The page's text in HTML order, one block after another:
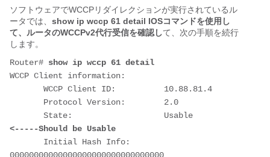
ソフトウェアでWCCPリダイレクションが実行されているル
ータでは、 show ip wccp 61 detail IOSコマンドを使用し
て、ルータのWCCPv2代行受信を確認して、次の手順を続行
します。
Router# show ip wccp 61 detail
WCCP Client information:
<-----Should be Usable